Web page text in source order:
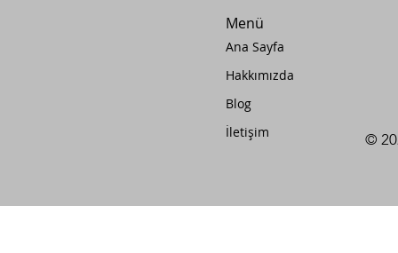
Menü
Ana Sayfa
Hakkımızda
Blog
İletişim
©